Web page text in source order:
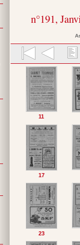
n°191,
11
17
23